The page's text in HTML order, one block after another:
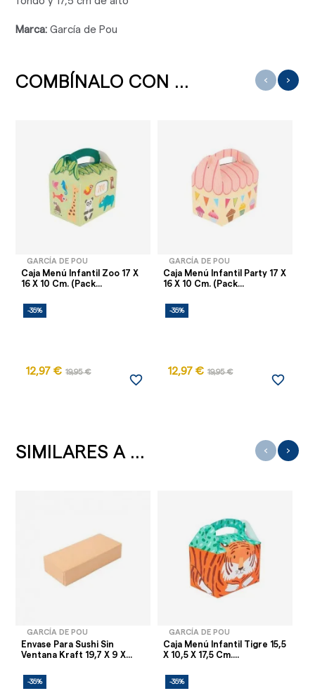
Marca: García de Pou
COMBÍNALO CON ...
GARCÍA DE POU
Caja Menú Infantil Zoo 17 X
16 X 10 Cm. (Pack...
-35%
12,97 € 19,95 €
favorite_border
GARCÍA DE POU
Caja Menú Infantil Party 17 X
16 X 10 Cm. (Pack...
-35%
12,97 € 19,95 €
favorite_border
‹ ›
SIMILARES A ...
GARCÍA DE POU
Envase Para Sushi Sin
Ventana Kraft 19,7 X 9 X...
-35%
GARCÍA DE POU
Caja Menú Infantil Tigre 15,5
X 10,5 X 17,5 Cm....
-35%
‹ ›